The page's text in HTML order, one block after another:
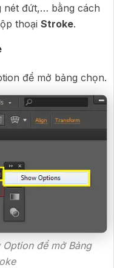
nét đứt,… bằng cách
thoại Stroke.
để mở bảng chọn.
để mở Bảng